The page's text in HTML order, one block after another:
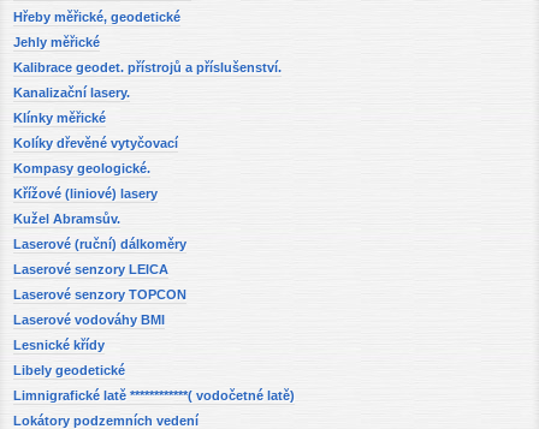
Hřeby měřické, geodetické
Jehly měřické
Kalibrace geodet. přístrojů a příslušenství.
Kanalizační lasery.
Klínky měřické
Kolíky dřevěné vytyčovací
Kompasy geologické.
Křížové (liniové) lasery
Kužel Abramsův.
Laserové (ruční) dálkoměry
Laserové senzory LEICA
Laserové senzory TOPCON
Laserové vodováhy BMI
Lesnické křídy
Libely geodetické
Limnigrafické latě ************( vodočetné latě)
Lokátory podzemních vedení